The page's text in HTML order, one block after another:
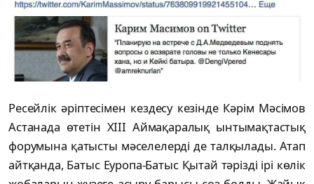
Ресейлік әріптесімен кездесу кезінде Кәрім Мәсімов
Астанада өтетін XIII Аймақаралық ынтымақтастық
форумына қатысты мәселелерді де талқылады. Атап
айтқанда, Батыс Еуропа-Батыс Қытай тәрізді ірі көлік